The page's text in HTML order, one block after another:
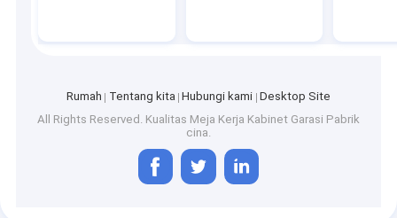
Rumah
Rumah Tentang kita Hubungi kami Desktop Site
All Rights Reserved. Kualitas Meja Kerja Kabinet Garasi Pabrik
cina.